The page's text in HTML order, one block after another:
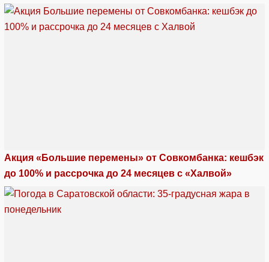
Акция «Большие перемены» от Совкомбанка: кешбэк
до 100% и рассрочка до 24 месяцев с «Халвой»